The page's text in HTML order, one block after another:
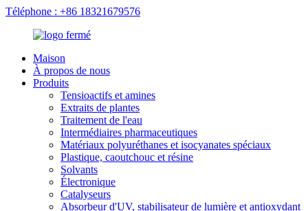
Téléphone : +86 18321679576
Maison
À propos de nous
Produits
Tensioactifs et amines
Extraits de plantes
Traitement de l'eau
Intermédiaires pharmaceutiques
Matériaux polyuréthanes et isocyanates spéciaux
Plastique, caoutchouc et résine
Solvants
Électronique
Catalyseurs
Absorbeur d'UV, stabilisateur de lumière et antioxydant